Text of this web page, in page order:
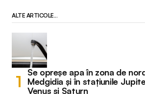
ALTE ARTICOLE...
Se opreșe apa în zona de
Medgidia și în stațiunile
Venus și Saturn